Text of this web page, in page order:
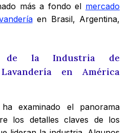
más a fondo el mercado
en Brasil, Argentina,
de la Industria de
en América
examinado el panorama
los detalles claves de los